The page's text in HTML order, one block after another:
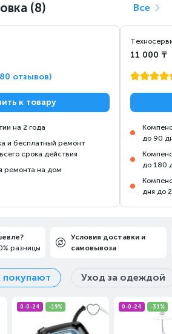
(8) Все
отзывов)
к товару
на 2 года
и бесплатный ремонт
срока действия
ремонта на дом
11 000 ₸
до 90
до 180
дня до
разницы
Условия доставки и
самовывоза
Уход за одеждой
0-0-24 -19% 0-0-24 -31%